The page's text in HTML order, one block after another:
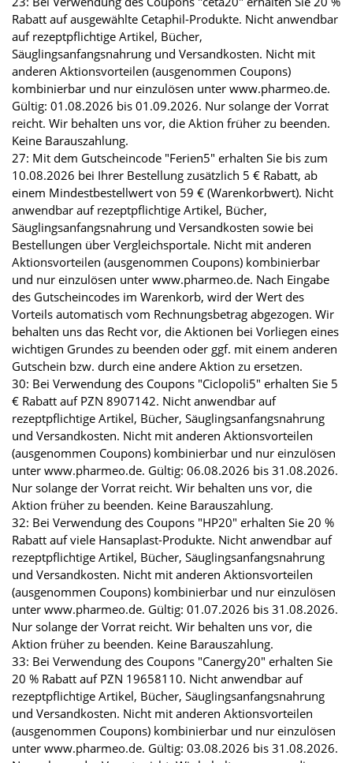
Rabatt auf ausgewählte Cetaphil-Produkte. Nicht anwendbar
auf rezeptpflichtige Artikel, Bücher,
Säuglingsanfangsnahrung und Versandkosten. Nicht mit
anderen Aktionsvorteilen (ausgenommen Coupons)
kombinierbar und nur einzulösen unter www.pharmeo.de.
Gültig: 01.08.2026 bis 01.09.2026. Nur solange der Vorrat
reicht. Wir behalten uns vor, die Aktion früher zu beenden.
Keine Barauszahlung.
27: Mit dem Gutscheincode "Ferien5" erhalten Sie bis zum
10.08.2026 bei Ihrer Bestellung zusätzlich 5 € Rabatt, ab
einem Mindestbestellwert von 59 € (Warenkorbwert). Nicht
anwendbar auf rezeptpflichtige Artikel, Bücher,
Säuglingsanfangsnahrung und Versandkosten sowie bei
Bestellungen über Vergleichsportale. Nicht mit anderen
Aktionsvorteilen (ausgenommen Coupons) kombinierbar
und nur einzulösen unter www.pharmeo.de. Nach Eingabe
des Gutscheincodes im Warenkorb, wird der Wert des
Vorteils automatisch vom Rechnungsbetrag abgezogen. Wir
behalten uns das Recht vor, die Aktionen bei Vorliegen eines
wichtigen Grundes zu beenden oder ggf. mit einem anderen
Gutschein bzw. durch eine andere Aktion zu ersetzen.
30: Bei Verwendung des Coupons "Ciclopoli5" erhalten Sie 5
€ Rabatt auf PZN 8907142. Nicht anwendbar auf
rezeptpflichtige Artikel, Bücher, Säuglingsanfangsnahrung
und Versandkosten. Nicht mit anderen Aktionsvorteilen
(ausgenommen Coupons) kombinierbar und nur einzulösen
unter www.pharmeo.de. Gültig: 06.08.2026 bis 31.08.2026.
Nur solange der Vorrat reicht. Wir behalten uns vor, die
Aktion früher zu beenden. Keine Barauszahlung.
32: Bei Verwendung des Coupons "HP20" erhalten Sie 20 %
Rabatt auf viele Hansaplast-Produkte. Nicht anwendbar auf
rezeptpflichtige Artikel, Bücher, Säuglingsanfangsnahrung
und Versandkosten. Nicht mit anderen Aktionsvorteilen
(ausgenommen Coupons) kombinierbar und nur einzulösen
unter www.pharmeo.de. Gültig: 01.07.2026 bis 31.08.2026.
Nur solange der Vorrat reicht. Wir behalten uns vor, die
Aktion früher zu beenden. Keine Barauszahlung.
33: Bei Verwendung des Coupons "Canergy20" erhalten Sie
20 % Rabatt auf PZN 19658110. Nicht anwendbar auf
rezeptpflichtige Artikel, Bücher, Säuglingsanfangsnahrung
und Versandkosten. Nicht mit anderen Aktionsvorteilen
(ausgenommen Coupons) kombinierbar und nur einzulösen
unter www.pharmeo.de. Gültig: 03.08.2026 bis 31.08.2026.